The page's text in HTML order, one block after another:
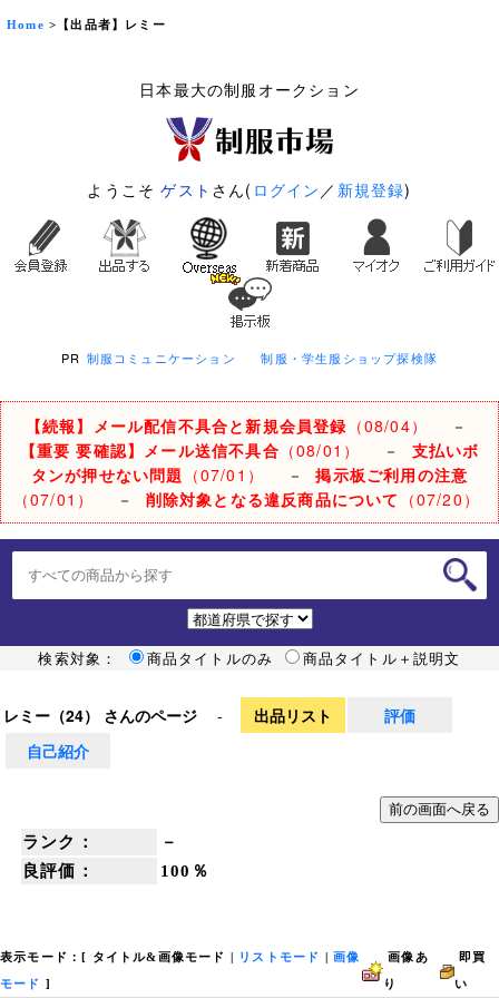
Home >【出品者】レミー
日本最大の制服オークション
ようこそゲスト さん( ログイン ／ 新規登録)
PR 制服コミュニケーション 制服・学生服ショップ探検隊
【続報】メール配信不具合と新規会員登録 （08/04）
－
【重要 要確認】メール送信不具合 （08/01） － 支払いボ
タンが押せない問題 （07/01） －掲示板ご利用の注意
（07/01）
－ 削除対象となる違反商品について （07/20）
検索対象： 商品タイトルのみ 商品タイトル＋説明文
レミー（24） さんのページ - 出品リスト
評価
自己紹介
ランク：
－
良評価：
100％
表示モード：[ タイトル&画像モード リストモード |画像
モード ]
画像あ
り
即買
い